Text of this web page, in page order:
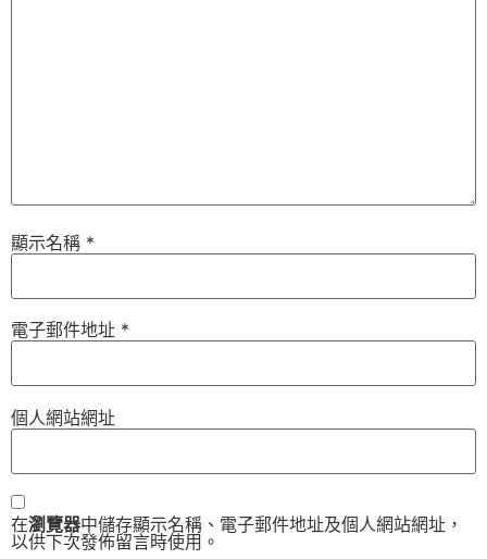
顯示名稱 *
電子郵件地址 *
個人網站網址
在瀏覽器中儲存顯示名稱、電子郵件地址及個人網站網址，
以供下次發佈留言時使用。